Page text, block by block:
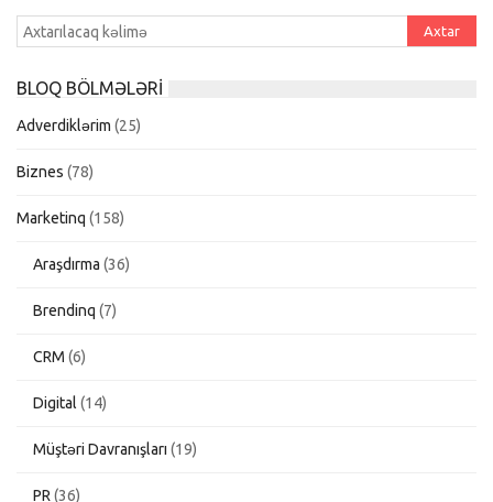
BLOQ BÖLMƏLƏRI
Adverdiklərim (25)
Biznes (78)
Marketinq (158)
Araşdırma (36)
Brendinq (7)
CRM (6)
Digital (14)
Müştəri Davranışları (19)
PR (36)